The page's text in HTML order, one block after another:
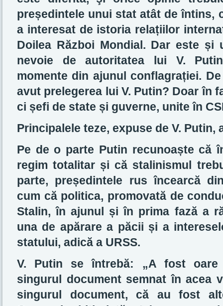
președintele unui stat atât de întins,
a interesat de istoria relațiilor
Doilea Război Mondial. Dar este
nevoie de autoritatea lui V.
momente din ajunul conflagrației.
avut prelegerea lui V. Putin? Doar în
ci șefi de state și guverne, unite în
Principalele teze, expuse de V. Putin,
Pe de o parte Putin recunoaște că
regim totalitar și că stalinismul
parte, președintele rus încearcă
cum că politica, promovată de
Stalin, în ajunul și în prima fază a
una de apărare a păcii și a
statului, adică a URSS.
V. Putin se întrebă: „A fost oare
singurul document semnat în acea
singurul document, că au fost